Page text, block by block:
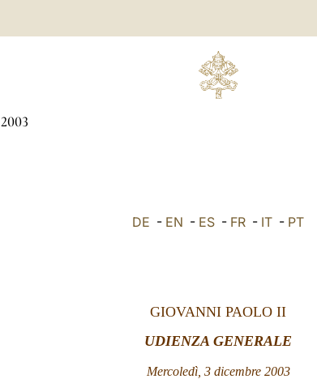
2003
DE - EN - ES - FR - IT - PT
GIOVANNI PAOLO II
UDIENZA GENERALE
Mercoledì, 3 dicembre 2003